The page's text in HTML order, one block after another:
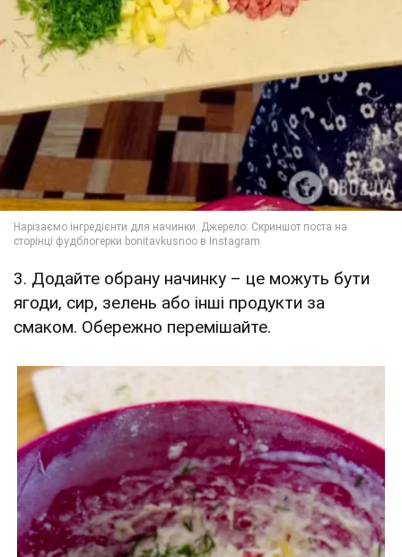
3. Додайте обрану начинку – це можуть бути
ягоди, сир, зелень або інші продукти за
смаком. Обережно перемішайте.